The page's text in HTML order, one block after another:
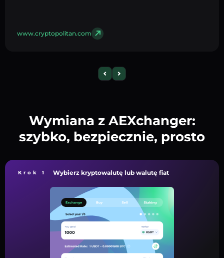
www.cryptopolitan.com
Wymiana z AEXchanger:
szybko, bezpiecznie, prosto
Krok 1 Wybierz kryptowalutę lub walutę fiat